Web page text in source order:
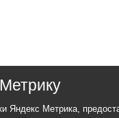
Яндекс Метрика,